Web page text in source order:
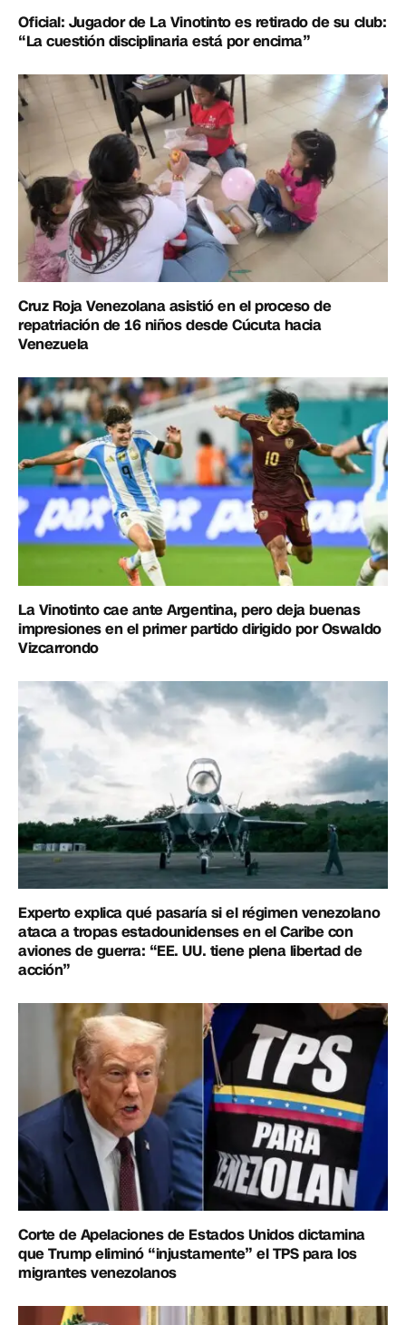
Oficial: Jugador de La Vinotinto es retirado de su club:
“La cuestión disciplinaria está por encima”
Cruz Roja Venezolana asistió en el proceso de
repatriación de 16 niños desde Cúcuta hacia
Venezuela
La Vinotinto cae ante Argentina, pero deja buenas
impresiones en el primer partido dirigido por Oswaldo
Vizcarrondo
Experto explica qué pasaría si el régimen venezolano
ataca a tropas estadounidenses en el Caribe con
aviones de guerra: “EE. UU. tiene plena libertad de
acción”
Corte de Apelaciones de Estados Unidos dictamina
que Trump eliminó “injustamente” el TPS para los
migrantes venezolanos